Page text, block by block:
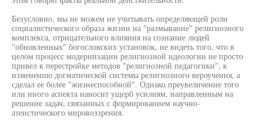
Безусловно, мы не можем не учитывать определяющей роли
социалистического образа жизни на "размывание" религиозного
комплекса, отрицательного влияния на сознание людей
"обновленных" богословских установок, не видеть того, что в
целом процесс модернизации религиозной идеологии не просто
привел к перестройке методов "религиозной педагогики", к
изменению догматической системы религиозного вероучения, а
сделал ее более "жизнеспособной". Однако преувеличение того
или иного аспекта наносит ущерб усилиям, направленным на
решение задач, связанных с формированием научно-
атеистического мировоззрения.